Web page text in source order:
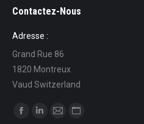
Contactez-Nous
Adresse :
Grand Rue 86
1820 Montreux
Vaud Switzerland
Ci puoi trovare su: